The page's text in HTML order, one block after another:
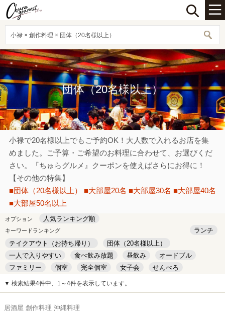
小禄 × 創作料理 × 団体（20名様以上）
団体（20名様以上）
小禄で20名様以上でもご予約OK！大人数で入れるお店を集
めました。ご予算・ご希望のお料理に合わせて、お選びくだ
さい。『ちゅらグルメ』クーポンを使えばさらにお得に！
【その他の特集】
■団体（20名様以上）
■大部屋20名 ■大部屋30名 ■大部屋40名
■大部屋50名以上
オプション 人気ランキング順
キーワードランキング
ランチ
テイクアウト（お持ち帰り）
団体（20名様以上）
一人で入りやすい
食べ飲み放題 昼飲み
オードブル
ファミリー
個室 完全個室 女子会
せんべろ
キッズルーム
安い デート
▼ 検索結果4件中、1～4件を表示しています。
居酒屋 創作料理 沖縄料理